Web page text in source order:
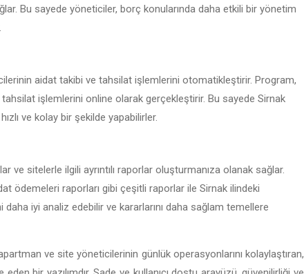
Bu sayede yöneticiler, borç konularında daha etkili bir yönetim
aidat takibi ve tahsilat işlemlerini otomatikleştirir. Program,
işlemlerini online olarak gerçekleştirir. Bu sayede Sirnak
ve kolay bir şekilde yapabilirler.
ve sitelerle ilgili ayrıntılı raporlar oluşturmanıza olanak sağlar.
ödemeleri raporları gibi çeşitli raporlar ile Sirnak ilindeki
iyi analiz edebilir ve kararlarını daha sağlam temellere
ve site yöneticilerinin günlük operasyonlarını kolaylaştıran,